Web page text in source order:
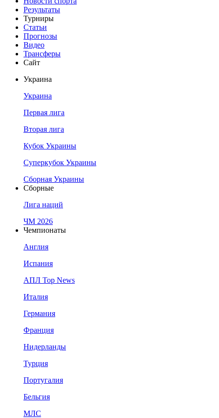
Результаты
Турниры
Статьи
Прогнозы
Видео
Трансферы
Сайт
Украина
Украина
Первая лига
Вторая лига
Кубок Украины
Суперкубок Украины
Сборная Украины
Сборные
Лига наций
ЧМ 2026
Чемпионаты
Англия
Испания
АПЛ Top News
Италия
Германия
Франция
Нидерланды
Турция
Португалия
Бельгия
МЛС